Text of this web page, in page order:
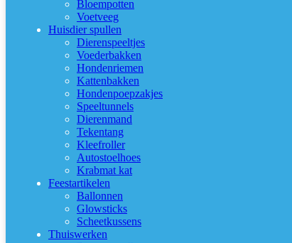
Bloempotten
Voetveeg
Huisdier spullen
Dierenspeeltjes
Voederbakken
Hondenriemen
Kattenbakken
Hondenpoepzakjes
Speeltunnels
Dierenmand
Tekentang
Kleefroller
Autostoelhoes
Krabmat kat
Feestartikelen
Ballonnen
Glowsticks
Scheetkussens
Thuiswerken